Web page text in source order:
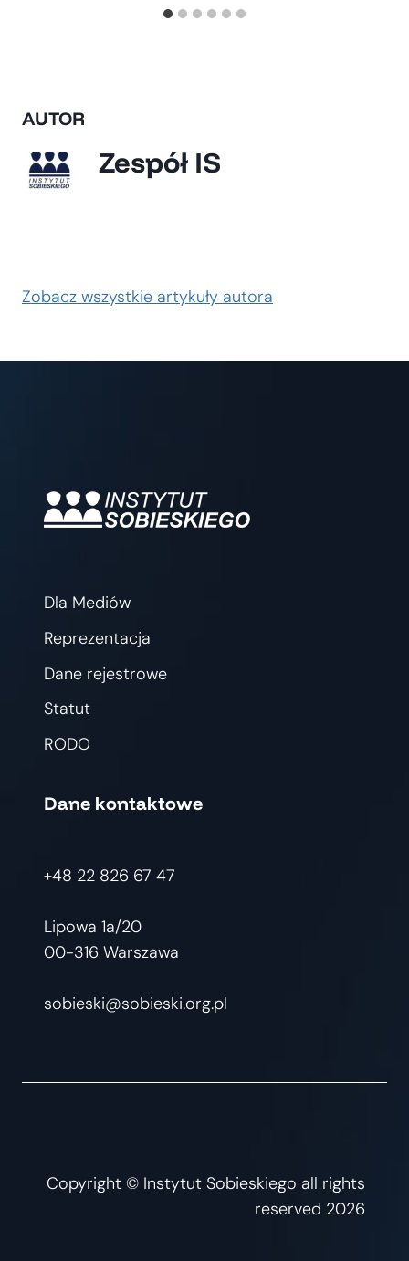
AUTOR
Zespół IS
Zobacz wszystkie artykuły autora
Dla Mediów
Reprezentacja
Dane rejestrowe
Statut
RODO
Dane kontaktowe
+48 22 826 67 47
Lipowa 1a/20
00-316 Warszawa
sobieski@sobieski.org.pl
Copyright © Instytut Sobieskiego all rights
reserved 2026